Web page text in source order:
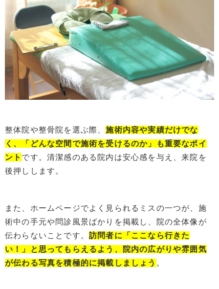
整体院や整骨院を選ぶ際、施術内容や実績だけでな
く、「 どんな空間で施術を受けるのか」も重要なポイ
ント です。清潔感のある院内は安心感を与え、来院を
後押しします。
また、ホームページでよく見られるミスの一つが、施
術中の手元や問診風景ばかりを掲載し、院の全体像が
伝わらないことです。 訪問者に「ここなら行きた
い！」と思ってもらえるよう、院内の広がりや雰囲気
が伝わる写真を積極的に掲載しましょう 。